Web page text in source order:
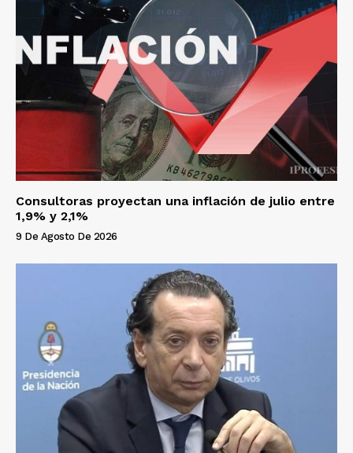
Consultoras proyectan una inflación de julio entre
1,9% y 2,1%
9 De Agosto De 2026